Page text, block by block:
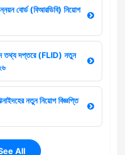
বোর্ড (বিআরডিবি) নিয়োগ
তথ্য দপ্তরে (FLID) নতুন
নতুন নিয়োগ বিজ্ঞপ্তি
All